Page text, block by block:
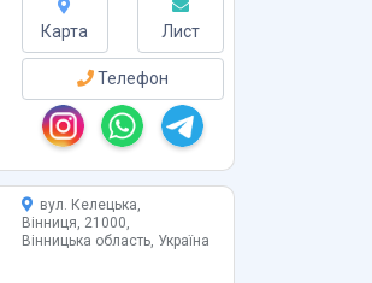
Карта Лист
Телефон
вул. Келецька,
Вінниця, 21000,
Вінницька область, Україна